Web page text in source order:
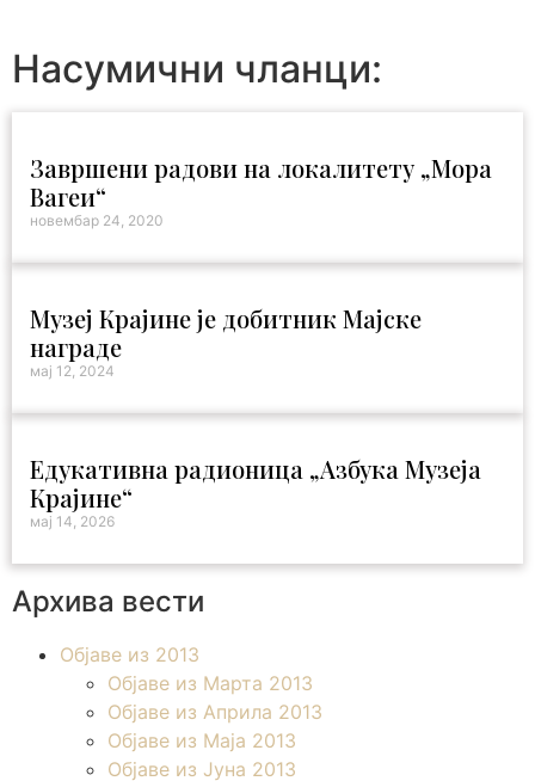
Насумични чланци:
Завршени радови на локалитету „Мора
Вагеи“
новембар 24, 2020
Музеј Крајине је добитник Мајске
награде
мај 12, 2024
Едукативна радионица „Азбука Музеја
Крајине“
мај 14, 2026
Архива вести
Објаве из 2013
Објаве из Марта 2013
Објаве из Априла 2013
Објаве из Маја 2013
Објаве из Јунa 2013